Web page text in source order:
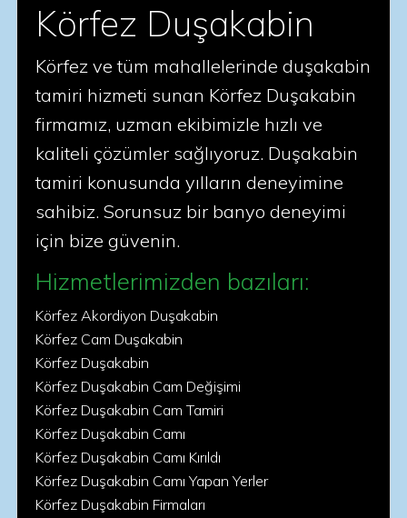
Körfez Duşakabin
Körfez ve tüm mahallelerinde duşakabin
tamiri hizmeti sunan Körfez Duşakabin
firmamız, uzman ekibimizle hızlı ve
kaliteli çözümler sağlıyoruz. Duşakabin
tamiri konusunda yılların deneyimine
sahibiz. Sorunsuz bir banyo deneyimi
için bize güvenin.
Hizmetlerimizden bazıları:
Körfez Akordiyon Duşakabin
Körfez Cam Duşakabin
Körfez Duşakabin
Körfez Duşakabin Cam Değişimi
Körfez Duşakabin Cam Tamiri
Körfez Duşakabin Camı
Körfez Duşakabin Camı Kırıldı
Körfez Duşakabin Camı Yapan Yerler
Körfez Duşakabin Firmaları